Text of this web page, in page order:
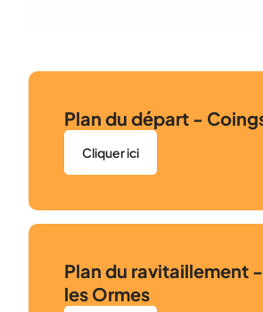
Plan du départ -
Cliquer ici
Plan du ravitaillement
les Ormes